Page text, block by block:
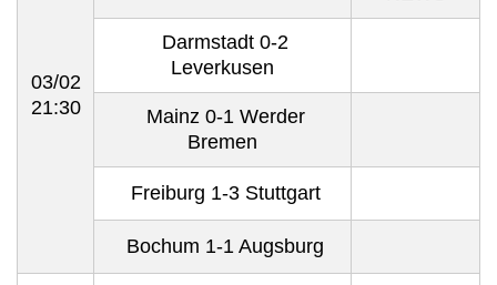
03/02
21:30
Darmstadt 0-2
Leverkusen
Mainz 0-1 Werder
Bremen
Freiburg 1-3 Stuttgart
Bochum 1-1 Augsburg